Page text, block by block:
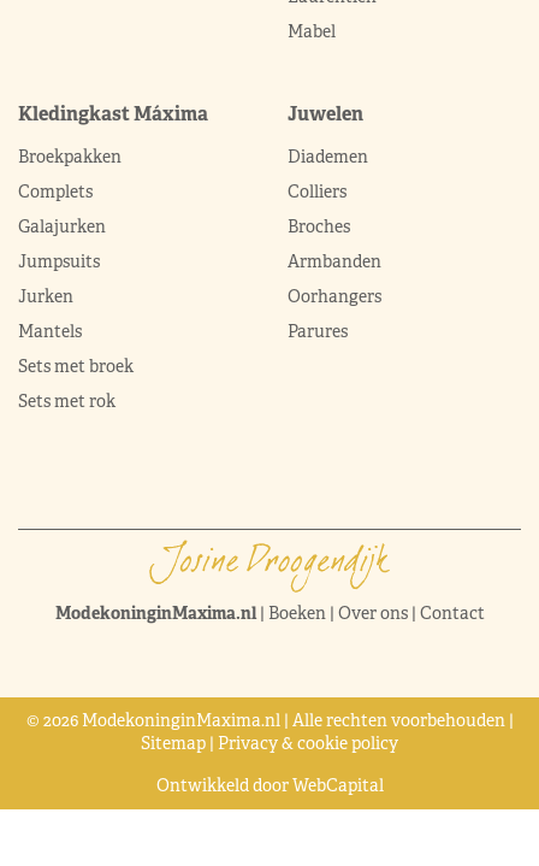
Mabel
Kledingkast Máxima
Broekpakken
Complets
Galajurken
Jumpsuits
Jurken
Mantels
Sets met broek
Sets met rok
Juwelen
Diademen
Colliers
Broches
Armbanden
Oorhangers
Parures
ModekoninginMaxima.nl| Boeken| Over ons| Contact
© 2026 ModekoninginMaxima.nl | Alle rechten voorbehouden |
Sitemap | Privacy & cookie policy
Ontwikkeld doorWebCapital